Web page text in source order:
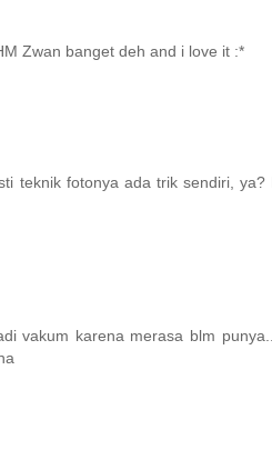
Zwan banget deh and i love it :*
teknik fotonya ada trik sendiri,
vakum karena merasa blm